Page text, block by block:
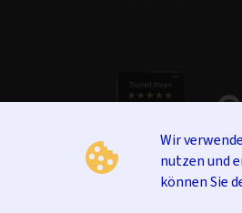
Wir
nutzen und
können Sie